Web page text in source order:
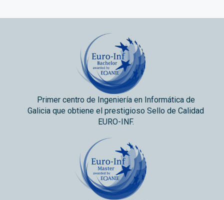
Primer centro de Ingeniería en Informática de
Galicia que obtiene el prestigioso Sello de Calidad
EURO-INF.